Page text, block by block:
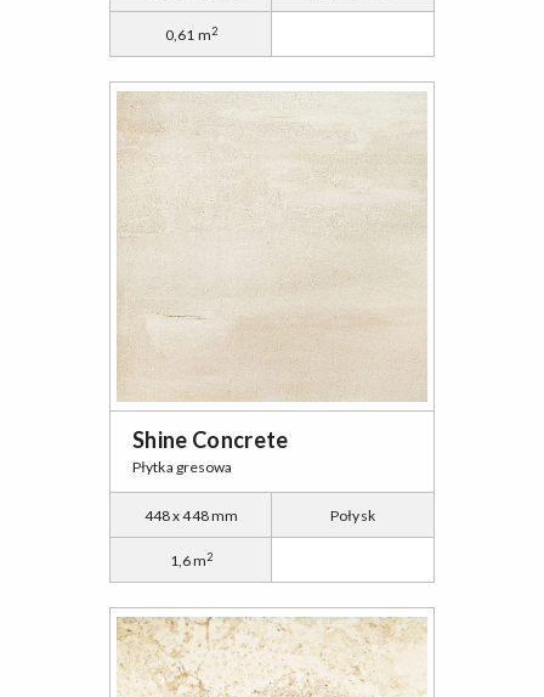
0,61 m2
Shine Concrete
Płytka gresowa
448 x 448 mm Połysk
1,6 m2